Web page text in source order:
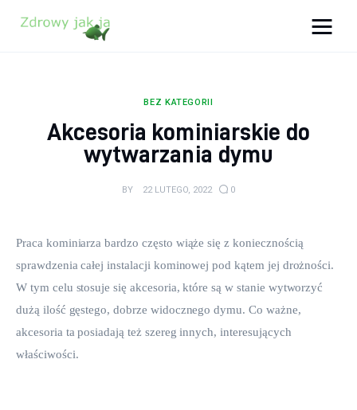
Zdrowy jak ja
Uroda
Lifestyle
Kontakt
BEZ KATEGORII
Akcesoria kominiarskie do
wytwarzania dymu
BY 22 LUTEGO, 2022 0
Praca kominiarza bardzo często wiąże się z koniecznością
sprawdzenia całej instalacji kominowej pod kątem jej drożności.
W tym celu stosuje się akcesoria, które są w stanie wytworzyć
dużą ilość gęstego, dobrze widocznego dymu. Co ważne,
akcesoria ta posiadają też szereg innych, interesujących
właściwości.